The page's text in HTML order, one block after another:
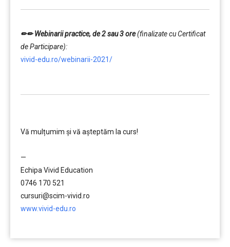
✏✏ Webinarii practice, de 2 sau 3 ore(finalizate cu Certificat
de Participare):
vivid-edu.ro/webinarii-2021/
Vă mulțumim și vă aşteptăm la curs!
—
Echipa Vivid Education
0746 170 521
cursuri@scim-vivid.ro
www.vivid-edu.ro